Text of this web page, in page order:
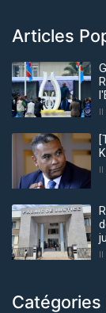
Articles
Il
Il
Il
Catégories